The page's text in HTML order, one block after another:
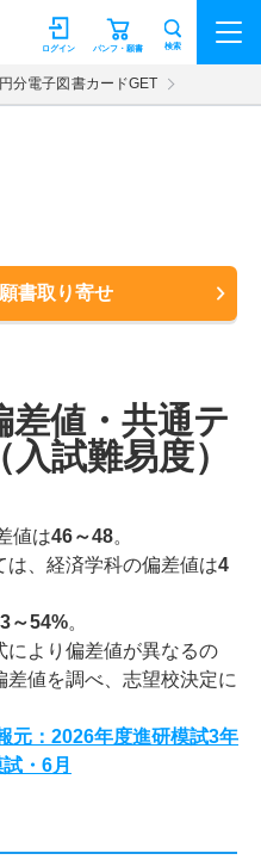
パンフ・願書
ログイン 検索
分電子図書カードGET
書取り寄せ
差値・共通テ
試難易度）
値は46～48。
、経済学科の偏差値は4
～54%。
により偏差値が異なるの
値を調べ、志望校決定に
元：2026年度進研模試3年
・6月